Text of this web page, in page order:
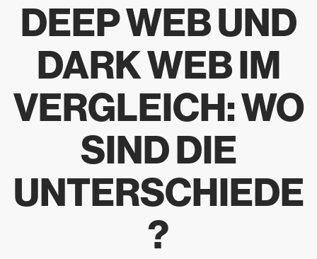
DEEP WEB UND
DARK WEB IM
VERGLEICH: WO
SIND DIE
UNTERSCHIEDE
?